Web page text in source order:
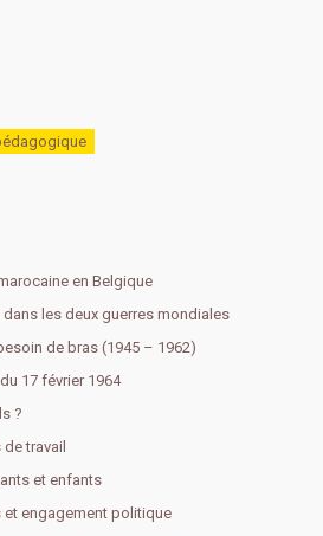
en Belgique
les deux guerres mondiales
de bras (1945 – 1962)
17 février 1964
?
travail
et enfants
et engagement politique